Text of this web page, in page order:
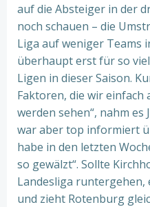
auf die Absteiger in der
noch schauen – die
Liga auf weniger Teams
überhaupt erst für so
Ligen in dieser Saison.
Faktoren, die wir einfach
werden sehen“, nahm es
war aber top informiert
habe in den letzten
so gewälzt“. Sollte
Landesliga runtergehen,
und zieht Rotenburg